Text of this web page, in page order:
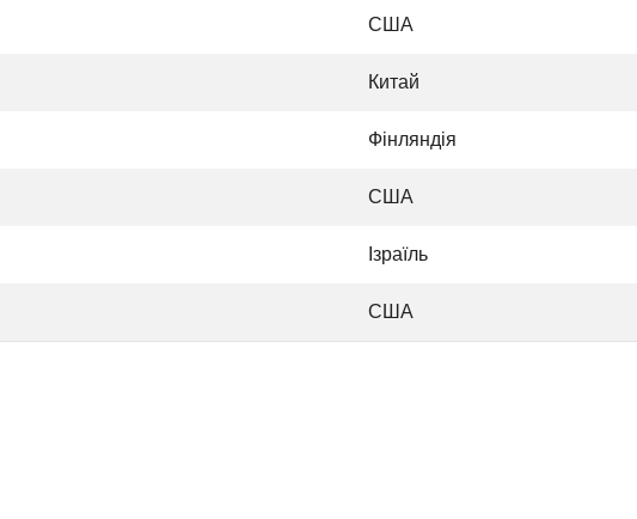
США
Китай
Фінляндія
США
Ізраїль
США